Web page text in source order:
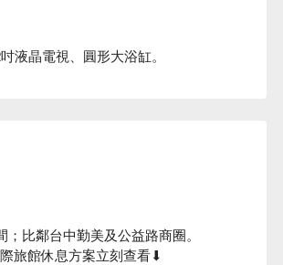
液晶電視、圓形大浴缸。
比鄰台中勤美及公益路商圈。
旅館休息方案立刻查看⬇︎